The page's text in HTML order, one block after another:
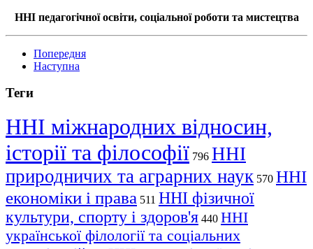
ННІ педагогічної освіти, соціальної роботи та мистецтва
Попередня
Наступна
Теги
ННІ міжнародних відносин,
історії та філософії 796 ННІ
природничих та аграрних наук 570 ННІ
економіки і права 511 ННІ фізичної
культури, спорту і здоров'я 440 ННІ
української філології та соціальних